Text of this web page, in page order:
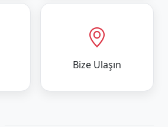
Bize Ulaşın